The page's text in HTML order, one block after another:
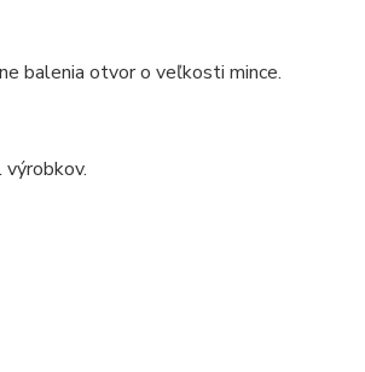
balenia otvor o veľkosti mince.